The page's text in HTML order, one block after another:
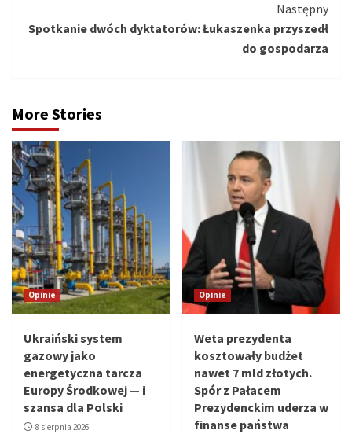
Następny
Spotkanie dwóch dyktatorów: Łukaszenka przyszedł
do gospodarza
More Stories
Opinie
Ukraiński system
gazowy jako
energetyczna tarcza
Europy Środkowej — i
szansa dla Polski
8 sierpnia 2026
Opinie
Weta prezydenta
kosztowały budżet
nawet 7 mld złotych.
Spór z Pałacem
Prezydenckim uderza w
finanse państwa